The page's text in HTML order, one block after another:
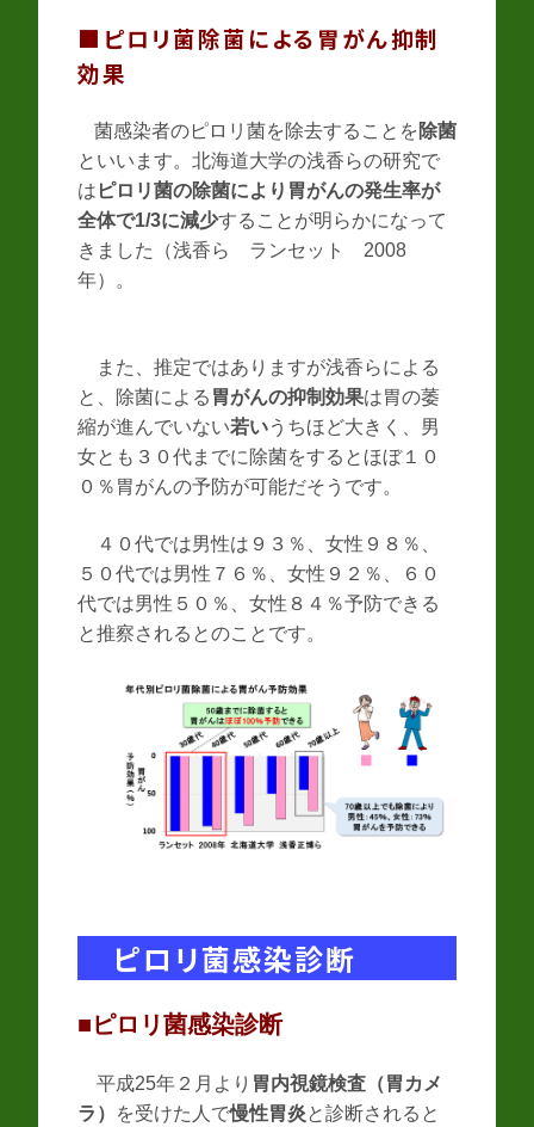
■ピロリ菌除菌による胃がん抑制
効果
菌感染者のピロリ菌を除去することを除菌
といいます。北海道大学の浅香らの研究で
は ピロリ菌の除菌により胃がんの発生率が
全体で1/3に減少することが明らかになって
きました（浅香ら ランセット 2008
年）。
また、推定ではありますが浅香らによる
と、除菌による 胃がんの抑制効果は胃の萎
縮が進んでいない若いうちほど大きく、男
女とも３０代までに除菌をするとほぼ１０
０％胃がんの予防が可能だそうです。
４０代では男性は９３％、女性９８％、
５０代では男性７６％、女性９２％、６０
代では男性５０％、女性８４％予防できる
と推察されるとのことです。
ピロリ菌感染診断
■ピロリ菌感染診断
平成25年２月より 胃内視鏡検査（胃カメ
ラ）
を受けた人で慢性胃炎と診断されると